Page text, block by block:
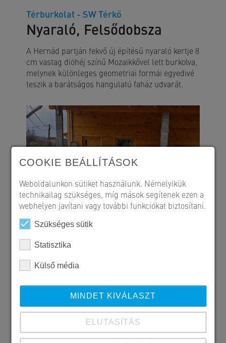
Térburkolat - SW Térkő
Nyaraló, Felsődobsza
A Hernád partján fekvő új építésű nyaraló kertje 8
cm vastag dióhéj színű Mozaikkővel lett burkolva,
melynek különleges geometriai formái egyedivé
teszik a barátságos hangulatú faház udvarát.
COOKIE BEÁLLÍTÁSOK
Weboldalunkon sütiket használunk. Némelyikük
technikailag szükséges, míg mások segítenek ezen a
webhelyen javítani vagy további funkciókat biztosítani.
Szükséges sütik
Statisztika
Külső média
MINDET KIVÁLASZT
ELUTASÍTÁS